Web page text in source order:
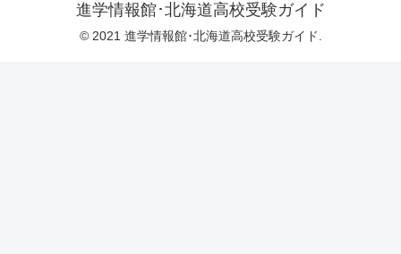
進学情報館･北海道高校受験ガイド
© 2021 進学情報館･北海道高校受験ガイド.